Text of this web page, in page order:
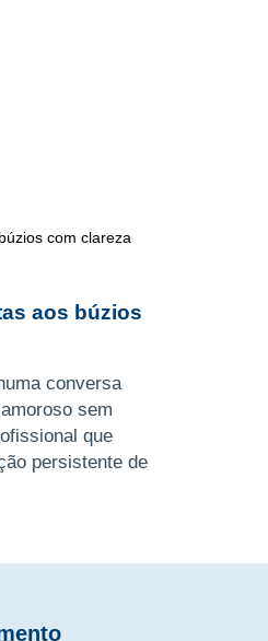
aos búzios
conversa
sem
que
persistente de